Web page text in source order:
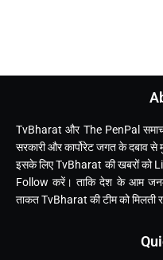
TvBharat और The PenPal
सरकारी और कार्पोरेट जगत के दबाव से
इसके लिए TvBharat की खबरों को
Follow करें। ताकि देश के आम
ताकत TvBharat की टीम को मिलती